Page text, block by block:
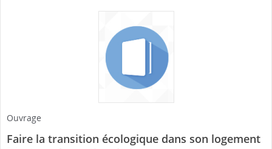
Ouvrage
Faire la transition écologique dans son logement